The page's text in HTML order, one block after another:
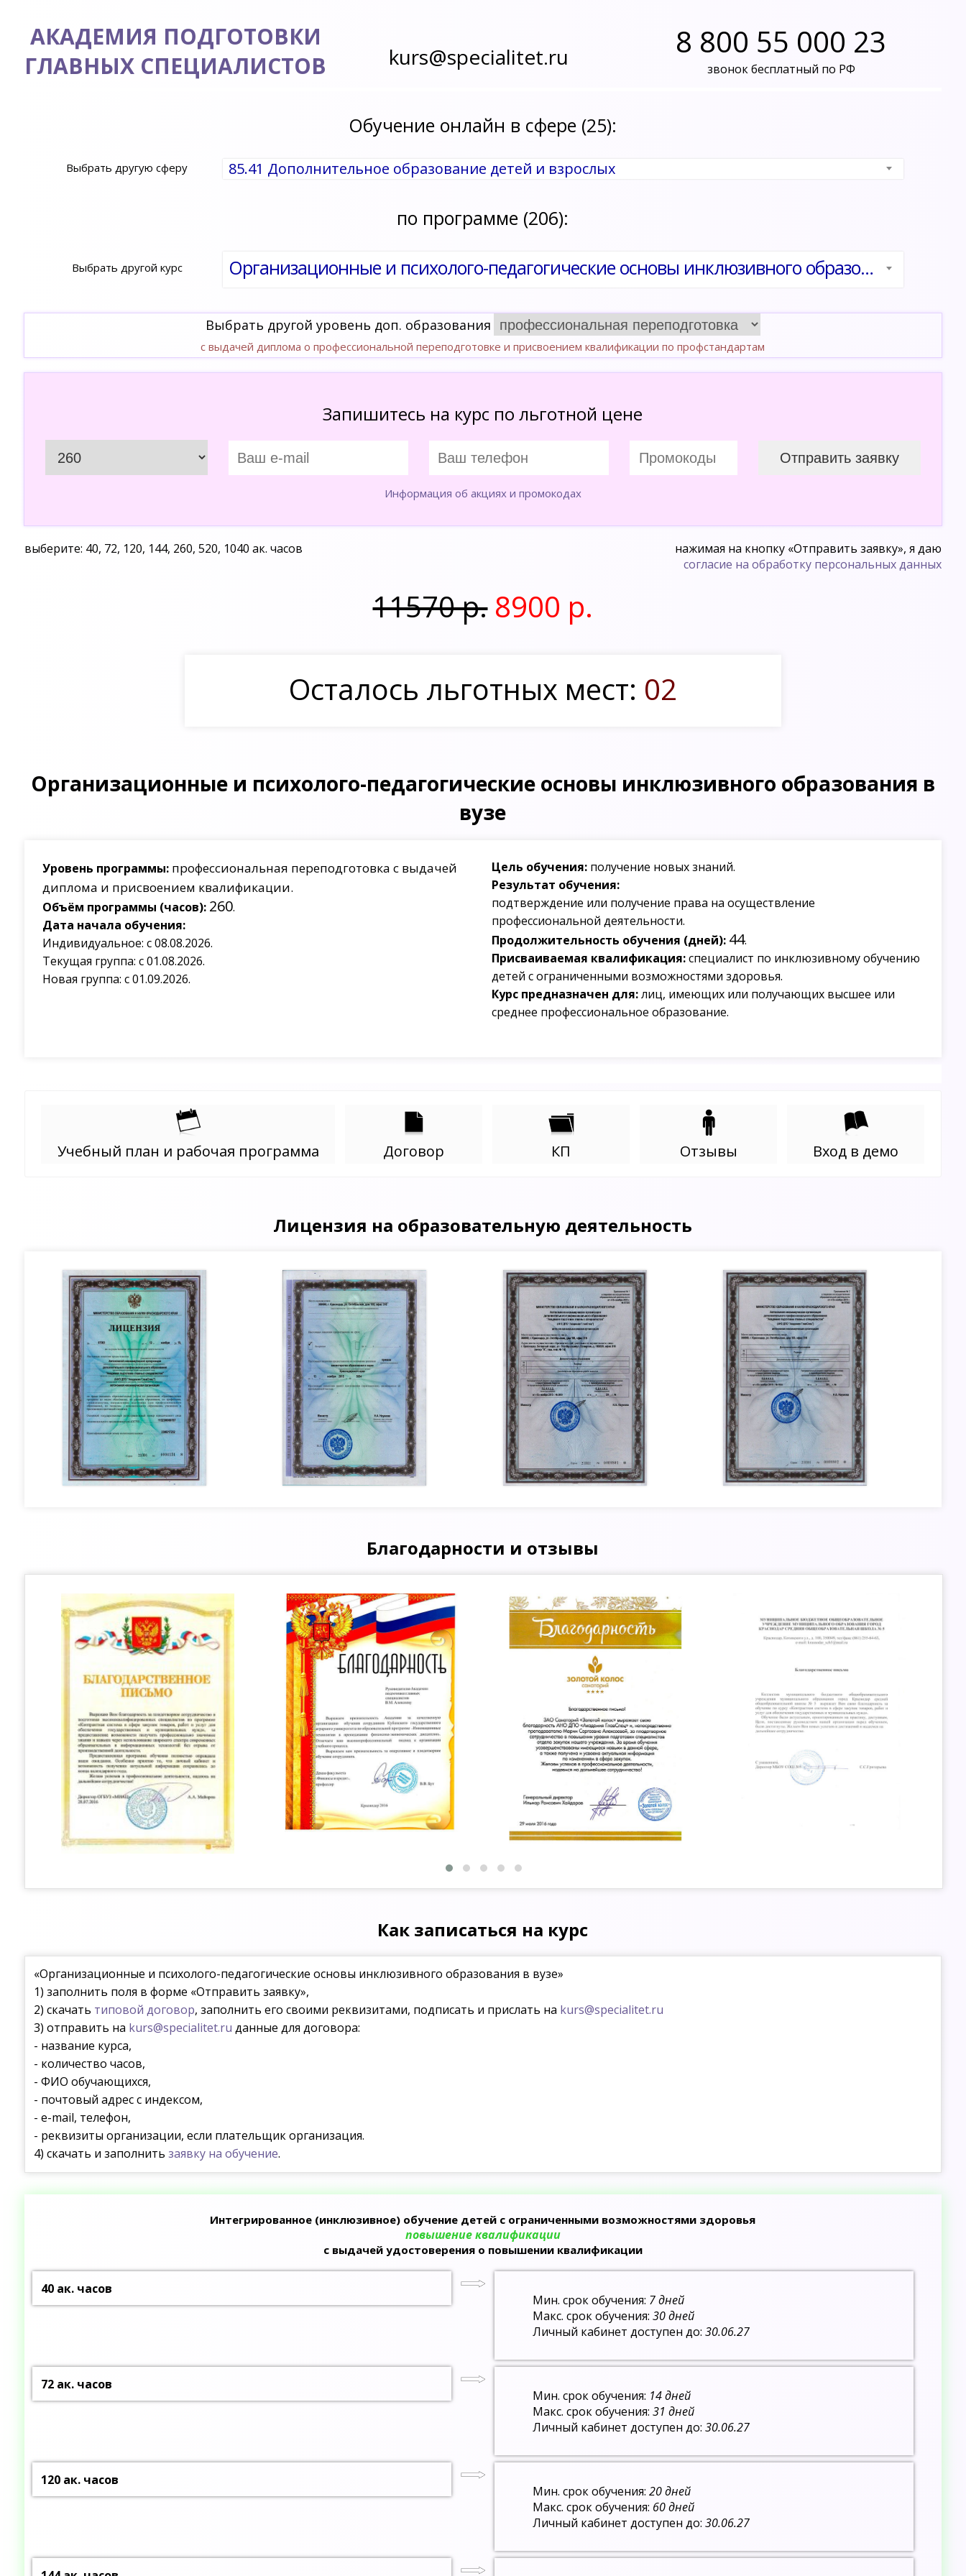
АКАДЕМИЯ ПОДГОТОВКИ
ГЛАВНЫХ СПЕЦИАЛИСТОВ
kurs@specialitet.ru 8 800 55 000 23
звонок бесплатный по РФ
Обучение онлайн в сфере (25):
Выбрать другую сферу 85.41 Дополнительное образование детей и взрослых
по программе (206):
Выбрать другой курс Организационные и психолого-педагогические основы инклюзивного образования в вузе
Выбрать другой уровень доп. образования
с выдачей диплома о профессиональной переподготовке и присвоением квалификации по профстандартам
Запишитесь на курс по льготной цене
Информация об акциях и промокодах
выберите: 40, 72, 120, 144, 260, 520, 1040 ак. часов
нажимая на кнопку «Отправить заявку», я даю
согласие на обработку персональных данных
11570 р. 8900 р.
Осталось льготных мест: 02
Организационные и психолого-педагогические основы инклюзивного образования в
вузе
Уровень программы: профессиональная переподготовка с выдачей
диплома и присвоением квалификации.
Объём программы (часов): 260.
Дата начала обучения:
Индивидуальное: с 08.08.2026.
Текущая группа: с 01.08.2026.
Новая группа: с 01.09.2026.
Цель обучения: получение новых знаний.
Результат обучения:
подтверждение или получение права на осуществление
профессиональной деятельности.
Продолжительность обучения (дней): 44.
Присваиваемая квалификация:специалист по инклюзивному обучению
детей с ограниченными возможностями здоровья.
Курс предназначен для:лиц, имеющих или получающих высшее или
среднее профессиональное образование.
Учебный план и рабочая программа Договор КП Отзывы Вход в демо
Лицензия на образовательную деятельность
Благодарности и отзывы
Как записаться на курс
«Организационные и психолого-педагогические основы инклюзивного образования в вузе»
1) заполнить поля в форме «Отправить заявку»,
2) скачать типовой договор, заполнить его своими реквизитами, подписать и прислать на kurs@specialitet.ru
3) отправить на kurs@specialitet.ru данные для договора:
- название курса,
- количество часов,
- ФИО обучающихся,
- почтовый адрес с индексом,
- e-mail, телефон,
- реквизиты организации, если плательщик организация.
4) скачать и заполнитьзаявку на обучение.
Интегрированное (инклюзивное) обучение детей с ограниченными возможностями здоровья
повышение квалификации
с выдачей удостоверения о повышении квалификации
40 ак. часов
Мин. срок обучения: 7 дней
Макс. срок обучения: 30 дней
Личный кабинет доступен до: 30.06.27
72 ак. часов
Мин. срок обучения: 14 дней
Макс. срок обучения: 31 дней
Личный кабинет доступен до: 30.06.27
120 ак. часов
Мин. срок обучения: 20 дней
Макс. срок обучения: 60 дней
Личный кабинет доступен до: 30.06.27